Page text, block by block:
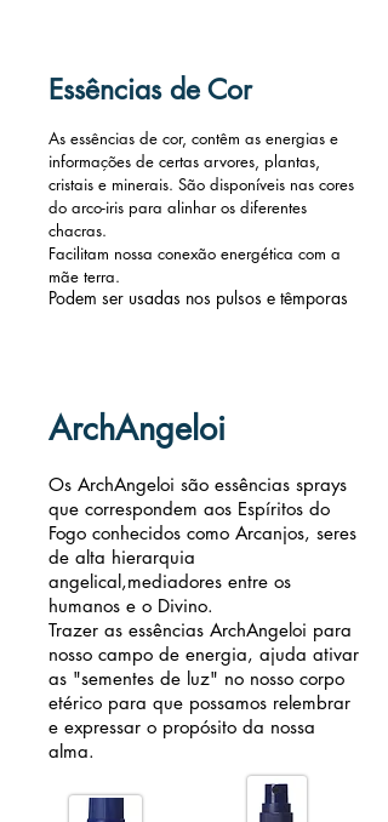
Essênciasde Cor
As essências de cor, contêm as energias e
informações de certas arvores, plantas,
cristais e minerais. São disponíveis nas cores
do arco-iris para alinhar os diferentes
chacras.
Facilitam nossa conexão energética com a
mãe terra.
Podem ser usadas nos pulsos e têmporas
ArchAngeloi
Os ArchAngeloi são essências sprays
que correspondem aos Espíritos do
Fogo conhecidos como Arcanjos, seres
de alta hierarquia
angelical,mediadores entre os
humanos e o Divino.
Trazer as essências ArchAngeloi para
nosso campo de energia, ajuda ativar
as "sementes de luz" no nosso corpo
etérico para que possamos relembrar
e expressar o propósito da nossa
alma.​